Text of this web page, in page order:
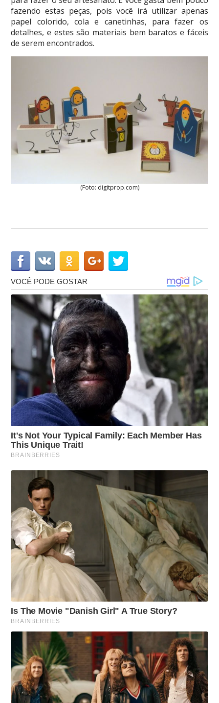
fazendo estas peças, pois você irá utilizar apenas
papel colorido, cola e canetinhas, para fazer os
detalhes, e estes são materiais bem baratos e fáceis
de serem encontrados.
(Foto: digitprop.com)